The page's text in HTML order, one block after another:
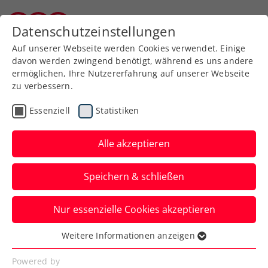
Zurück zur Newsübersicht
Turniere
ITF Kottingbrunn:
Halbfinale! Pichler und
Oberleitner bleiben im
Titelrennen
Im Doppel kommt es zum rot-weiß-roten
Finalduell zwischen David Pichler und Joel
Schwärzler.
Datenschutzeinstellungen
Auf unserer Webseite werden Cookies verwendet. Einige
davon werden zwingend benötigt, während es uns andere
ermöglichen, Ihre Nutzererfahrung auf unserer Webseite
zu verbessern.
Essenziell Statistiken
Alle akzeptieren
Speichern & schließen
Nur essenzielle Cookies akzeptieren
Essenziell
Essenzielle Cookies werden für grundlegende
Weitere Informationen anzeigen
Powered by